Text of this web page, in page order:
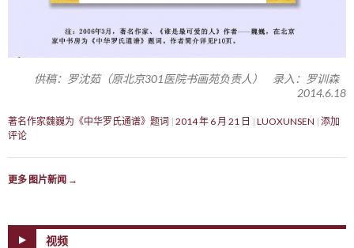
供稿：罗沈茹（原北京301医院书画苑负责人） 录入：罗训森
2014.6.18
著名作家魏巍为《中华罗氏通谱》题词 2014 年 6 月 21 日 LUOXUNSEN 添加
评论
更多 图片新闻 →
视频